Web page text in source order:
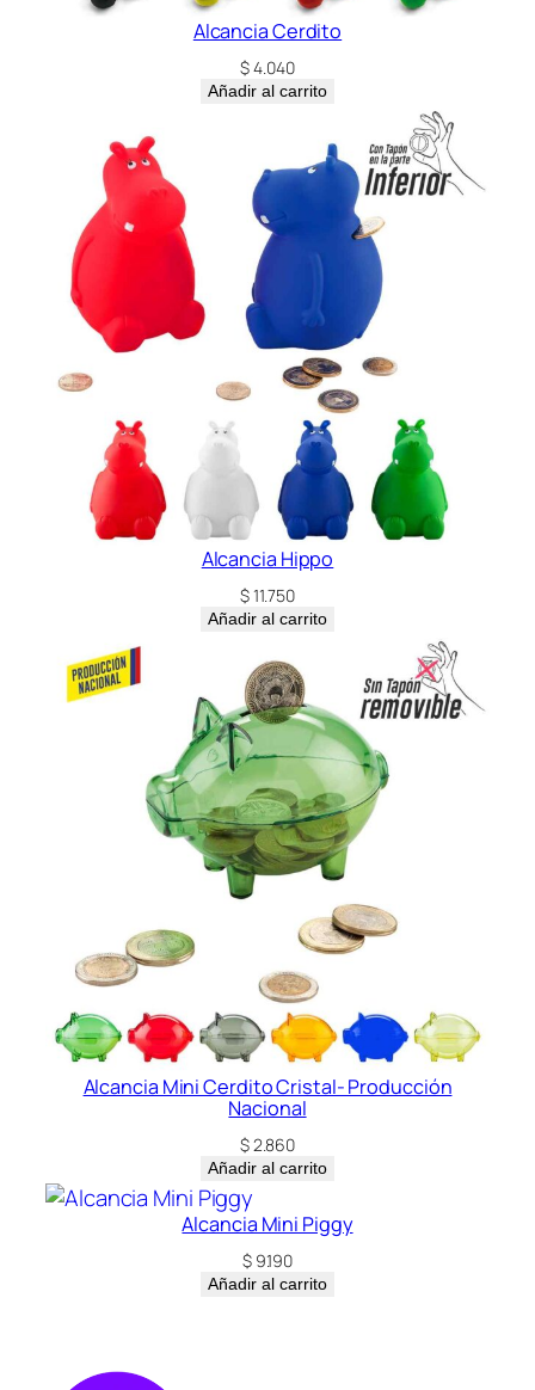
Alcancia Cerdito
$4.040
Añadir al carrito
Alcancia Hippo
$11.750
Añadir al carrito
Alcancia Mini Cerdito Cristal- Producción
Nacional
$2.860
Añadir al carrito
Alcancia Mini Piggy
$9.190
Añadir al carrito